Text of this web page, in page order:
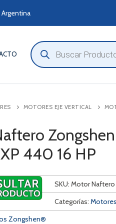
Argentina
Búsqueda
de
productos
MOTORES EJE VERTICAL
440 16 HP
SKU: Motor Naftero
Categorías:
Zongshen®